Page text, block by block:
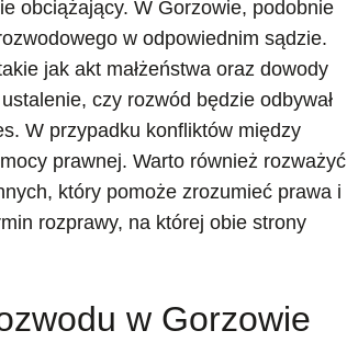
obciążający. W Gorzowie, podobnie
w odpowiednim sądzie.
jak akt małżeństwa oraz dowody
czy rozwód będzie odbywał
W przypadku konfliktów między
prawnej. Warto również rozważyć
który pomoże zrozumieć prawa i
rozprawy, na której obie strony
w Gorzowie